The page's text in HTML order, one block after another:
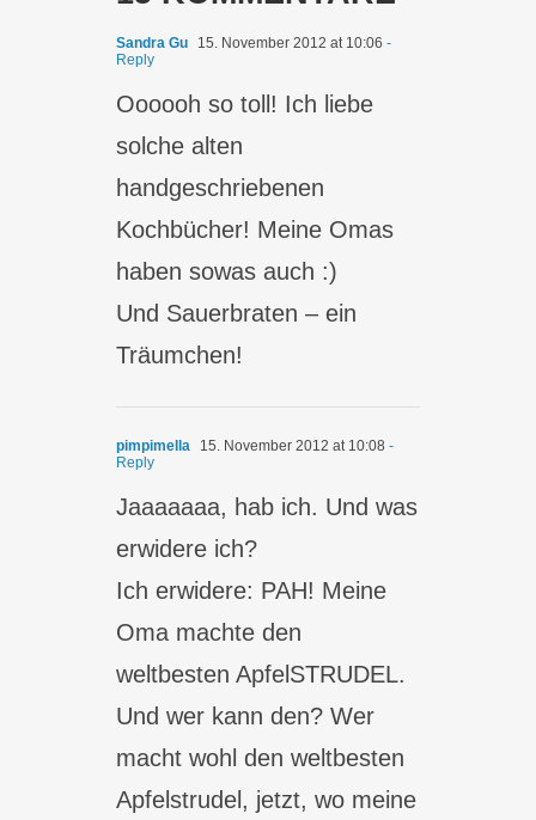
Sandra Gu 15. November 2012 at 10:06 -
Reply
Oooooh so toll! Ich liebe
solche alten
handgeschriebenen
Kochbücher! Meine Omas
haben sowas auch :)
Und Sauerbraten – ein
Träumchen!
pimpimella 15. November 2012 at 10:08 -
Reply
Jaaaaaaa, hab ich. Und was
erwidere ich?
Ich erwidere: PAH! Meine
Oma machte den
weltbesten ApfelSTRUDEL.
Und wer kann den? Wer
macht wohl den weltbesten
Apfelstrudel, jetzt, wo meine